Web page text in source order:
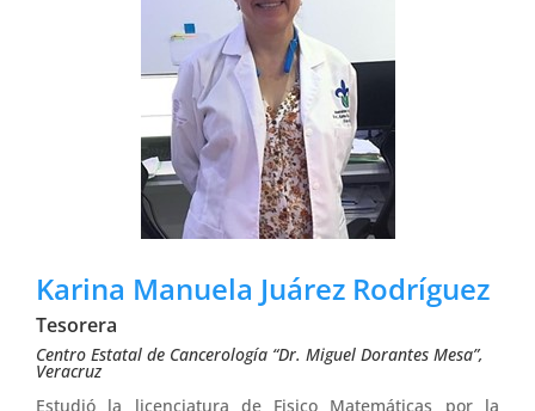
Karina Manuela Juárez Rodríguez
Tesorera
Centro Estatal de Cancerología “Dr. Miguel Dorantes Mesa”,
Veracruz
Estudió la licenciatura de Fisico Matemáticas por la